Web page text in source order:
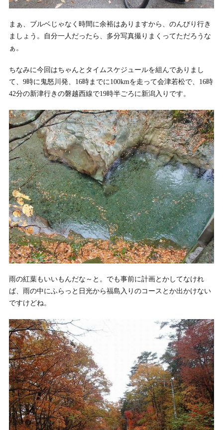
まぁ、ブルベじゃなく時間に余裕はありますから、のんびり行き
ましょう。自分一人だったら、多分写真撮りまくってただろうな
ぁ。
ちなみに今回はちゃんとタイムスケジュールを組んでありまし
て、9時に鬼怒川発、16時までに100kmを走って会津若松で、16時
42分の新津行きの磐越西線で19時半ごろに新潟入りです。
雨の紅葉もいいもんだな～と。でも事前に計画とかしてなけれ
ば、雨の中にふらっと日光から福島入りのコースとか出かけない
ですけどね。